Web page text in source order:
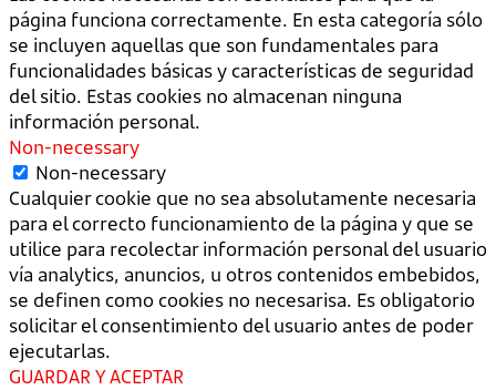
página funciona correctamente. En esta categoría sólo
se incluyen aquellas que son fundamentales para
funcionalidades básicas y características de seguridad
del sitio. Estas cookies no almacenan ninguna
información personal.
Non-necessary
Non-necessary
Cualquier cookie que no sea absolutamente necesaria
para el correcto funcionamiento de la página y que se
utilice para recolectar información personal del usuario
vía analytics, anuncios, u otros contenidos embebidos,
se definen como cookies no necesarisa. Es obligatorio
solicitar el consentimiento del usuario antes de poder
ejecutarlas.
GUARDAR Y ACEPTAR